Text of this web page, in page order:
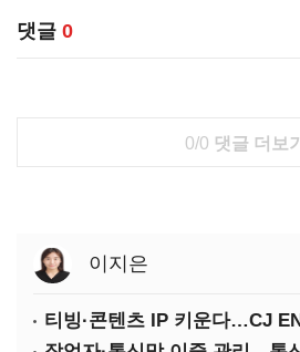
댓글 0
0/0 댓글 더보기
이지은